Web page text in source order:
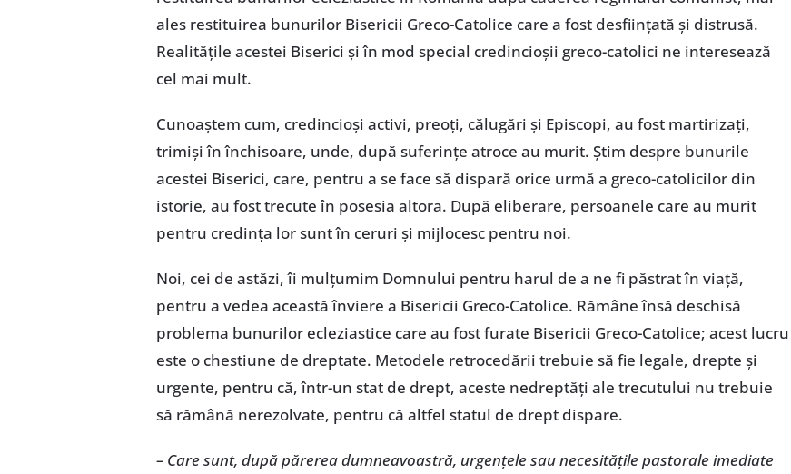
ales restituirea bunurilor Bisericii Greco-Catolice care a fost desfiinţată şi distrusă.
Realităţile acestei Biserici şi în mod special credincioşii greco-catolici ne interesează
cel mai mult.
Cunoaştem cum, credincioşi activi, preoţi, călugări şi Episcopi, au fost martirizaţi,
trimişi în închisoare, unde, după suferinţe atroce au murit. Ştim despre bunurile
acestei Biserici, care, pentru a se face să dispară orice urmă a greco-catolicilor din
istorie, au fost trecute în posesia altora. După eliberare, persoanele care au murit
pentru credinţa lor sunt în ceruri şi mijlocesc pentru noi.
Noi, cei de astăzi, îi mulţumim Domnului pentru harul de a ne fi păstrat în viaţă,
pentru a vedea această înviere a Bisericii Greco-Catolice. Rămâne însă deschisă
problema bunurilor ecleziastice care au fost furate Bisericii Greco-Catolice; acest lucru
este o chestiune de dreptate. Metodele retrocedării trebuie să fie legale, drepte şi
urgente, pentru că, într-un stat de drept, aceste nedreptăţi ale trecutului nu trebuie
să rămână nerezolvate, pentru că altfel statul de drept dispare.
– Care sunt, după părerea dumneavoastră, urgenţele sau necesităţile pastorale imediate